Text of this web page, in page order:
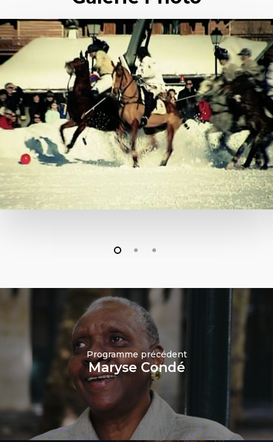
Programme précédent
Maryse Condé